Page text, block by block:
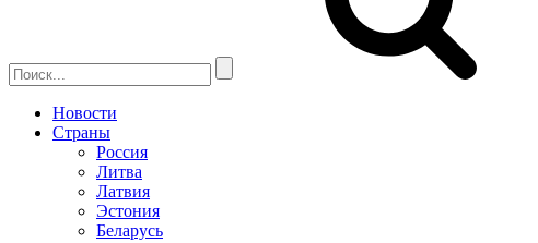
Новости
Страны
Россия
Литва
Латвия
Эстония
Беларусь